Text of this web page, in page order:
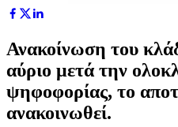
Ανακοίνωση του
αύριο μετά την
ψηφοφορίας, το
ανακοινωθεί.